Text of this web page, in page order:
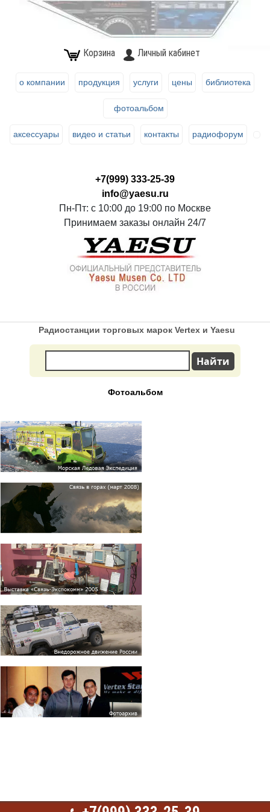
Корзина Личный кабинет
о компании продукция услуги цены библиотека
фотоальбом
аксессуары видео и статьи контакты радиофорум
+7(999) 333-25-39
info@yaesu.ru
Пн-Пт: с 10:00 до 19:00 по Москве
Принимаем заказы онлайн 24/7
Радиостанции торговых марок Vertex и Yaesu
Фотоальбом